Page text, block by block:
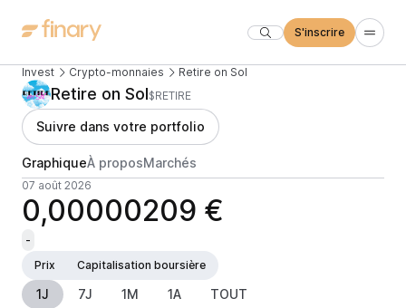
S'inscrire
Invest Crypto-monnaies Retire on Sol
Retire on Sol$RETIRE
Suivre dans votre portfolio
GraphiqueÀ proposMarchés
07 août 2026
0,00000209 €
-
Prix
Capitalisation boursière
1J 7J 1M 1A TOUT